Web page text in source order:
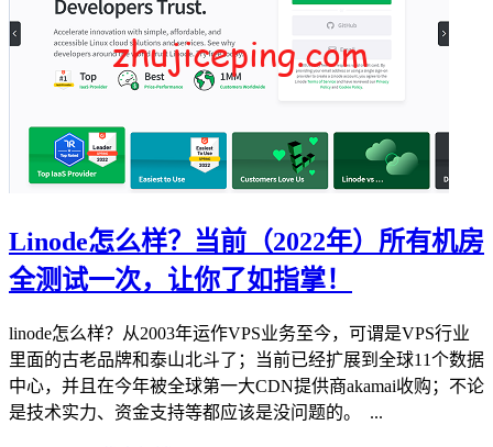
Linode怎么样？当前（2022年）所有机房
全测试一次，让你了如指掌！
linode怎么样？从2003年运作VPS业务至今，可谓是VPS行业
里面的古老品牌和泰山北斗了；当前已经扩展到全球11个数据
中心，并且在今年被全球第一大CDN提供商akamai收购；不论
是技术实力、资金支持等都应该是没问题的。 ...